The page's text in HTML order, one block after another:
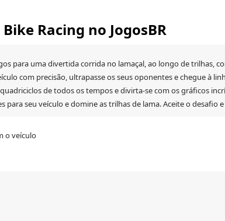
Racing no JogosBR
para uma divertida corrida no lamaçal, ao longo de trilhas,
com precisão, ultrapasse os seus oponentes e chegue à
de todos os tempos e divirta-se com os gráficos
para seu veículo e domine as trilhas de lama. Aceite o desafio
o veículo